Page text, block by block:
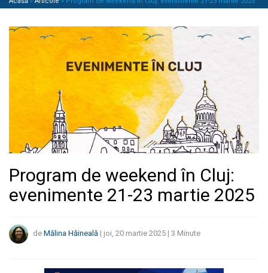
Program de weekend în Cluj:
evenimente 21-23 martie 2025
de Mălina Hăineală | joi, 20 martie 2025 | 3 Minute